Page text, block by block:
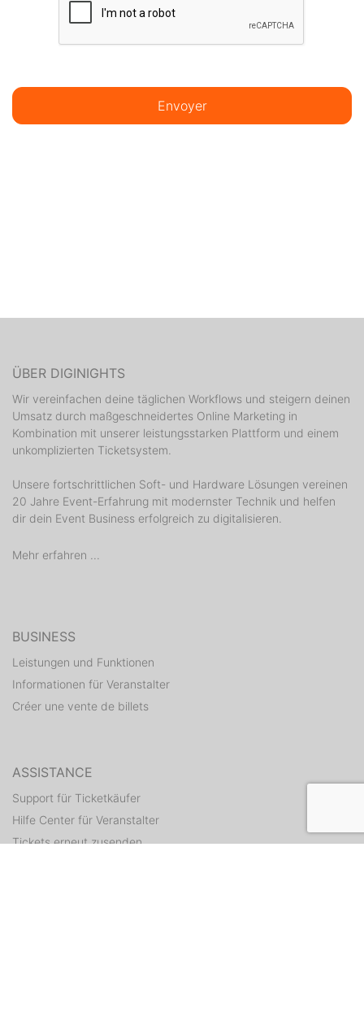
Envoyer
ÜBER DIGINIGHTS
Wir vereinfachen deine täglichen Workflows und steigern deinen
Umsatz durch maßgeschneidertes Online Marketing in
Kombination mit unserer leistungsstarken Plattform und einem
unkomplizierten Ticketsystem.
Unsere fortschrittlichen Soft- und Hardware Lösungen vereinen
20 Jahre Event-Erfahrung mit modernster Technik und helfen
dir dein Event Business erfolgreich zu digitalisieren.
Mehr erfahren ...
BUSINESS
Leistungen und Funktionen
Informationen für Veranstalter
Créer une vente de billets
ASSISTANCE
Support für Ticketkäufer
Hilfe Center für Veranstalter
Tickets erneut zusenden